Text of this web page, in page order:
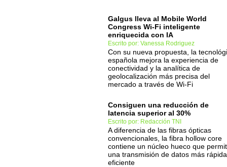
Galgus lleva al Mobile World
Congress Wi-Fi inteligente
enriquecida con IA
Escrito por: Vanessa Rodriguez
Con su nueva propuesta, la
española mejora la experiencia de
conectividad y la analítica de
geolocalización más precisa del
mercado a través de Wi-Fi
Consiguen una reducción de
latencia superior al 30%
Escrito por: Redacción TNI
A diferencia de las fibras ópticas
convencionales, la fibra hollow core
contiene un núcleo hueco que
una transmisión de datos más
eficiente